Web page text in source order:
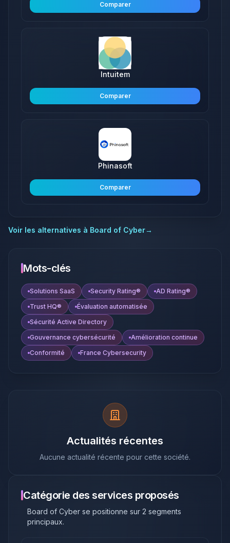
Comparer
Intuitem
Comparer
Phinasoft
Comparer
Voir les alternatives à Board of Cyber→
Mots-clés
Solutions SaaS Security Rating®
AD Rating®
Trust HQ®
Évaluation automatisée
Sécurité Active Directory
Gouvernance cybersécurité
Amélioration continue
Conformité
France Cybersecurity
Actualités récentes
Aucune actualité récente pour cette société.
Catégorie des services proposés
Board of Cyber se positionne sur 2 segments
principaux.